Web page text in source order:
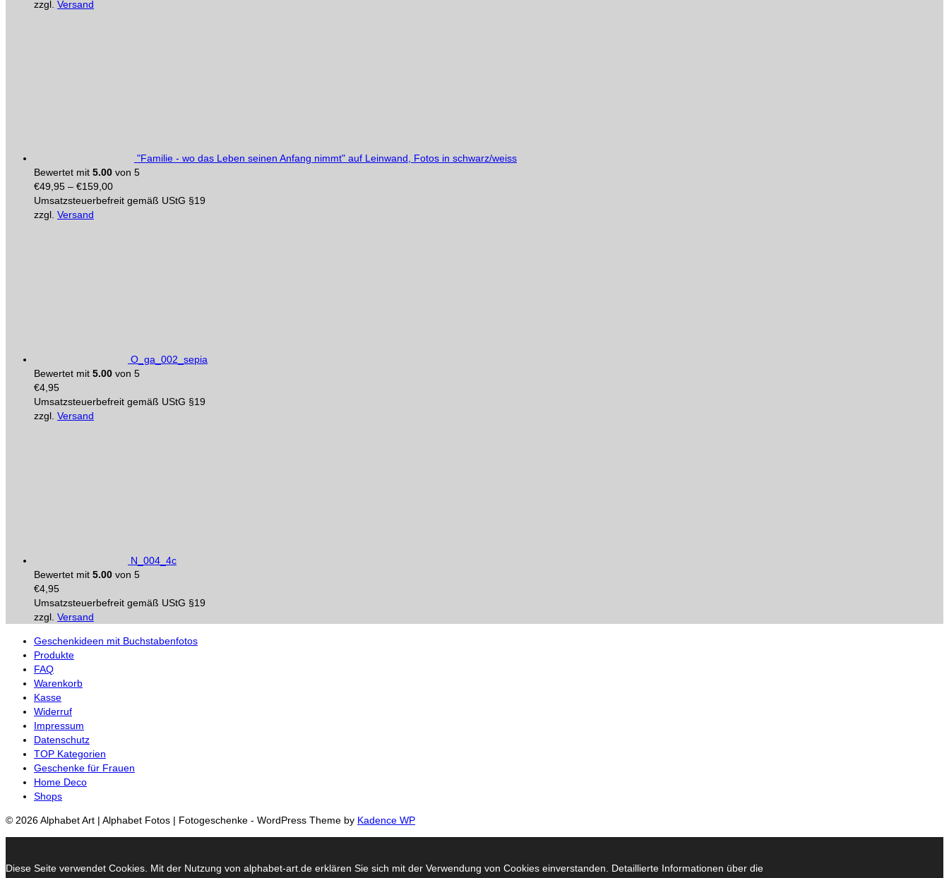
zzgl. Versand
"Familie - wo das Leben seinen Anfang nimmt" auf Leinwand, Fotos in schwarz/weiss
Bewertet mit 5.00 von 5
€49,95 – €159,00
Umsatzsteuerbefreit gemäß UStG §19
zzgl. Versand
O_ga_002_sepia
Bewertet mit 5.00 von 5
€4,95
Umsatzsteuerbefreit gemäß UStG §19
zzgl. Versand
N_004_4c
Bewertet mit 5.00 von 5
€4,95
Umsatzsteuerbefreit gemäß UStG §19
zzgl. Versand
Geschenkideen mit Buchstabenfotos
Produkte
FAQ
Warenkorb
Kasse
Widerruf
Impressum
Datenschutz
TOP Kategorien
Geschenke für Frauen
Home Deco
Shops
© 2026 Alphabet Art | Alphabet Fotos | Fotogeschenke - WordPress Theme by Kadence WP
Diese Seite verwendet Cookies. Mit der Nutzung von alphabet-art.de erklären Sie sich mit der Verwendung von Cookies einverstanden. Detaillierte Informationen über die